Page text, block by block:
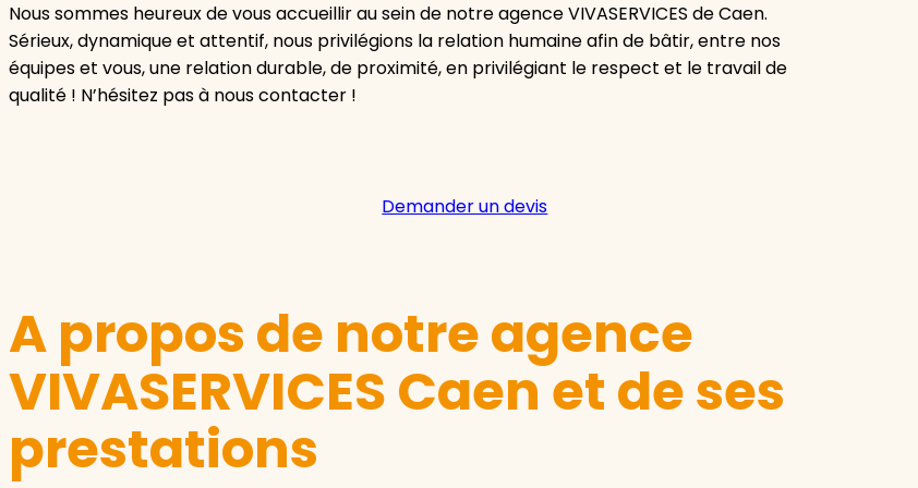
Nous sommes heureux de vous accueillir au sein de notre agence VIVASERVICES de Caen.
Sérieux, dynamique et attentif, nous privilégions la relation humaine afin de bâtir, entre nos
équipes et vous, une relation durable, de proximité, en privilégiant le respect et le travail de
qualité ! N’hésitez pas à nous contacter !
Demander un devis
A propos de notre agence
VIVASERVICES Caen et de ses
prestations